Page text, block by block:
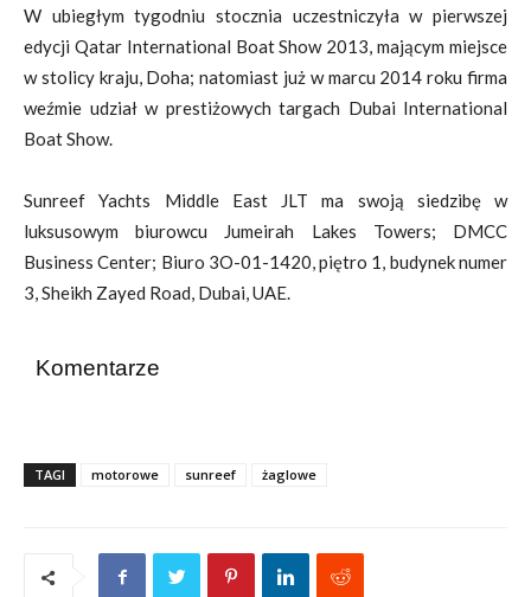
W ubiegłym tygodniu stocznia uczestniczyła w pierwszej
edycji Qatar International Boat Show 2013, mającym miejsce
w stolicy kraju, Doha; natomiast już w marcu 2014 roku firma
weźmie udział w prestiżowych targach Dubai International
Boat Show.
Sunreef Yachts Middle East JLT ma swoją siedzibę w
luksusowym biurowcu Jumeirah Lakes Towers; DMCC
Business Center; Biuro 3O-01-1420, piętro 1, budynek numer
3, Sheikh Zayed Road, Dubai, UAE.
Komentarze
TAGI motorowe sunreef żaglowe